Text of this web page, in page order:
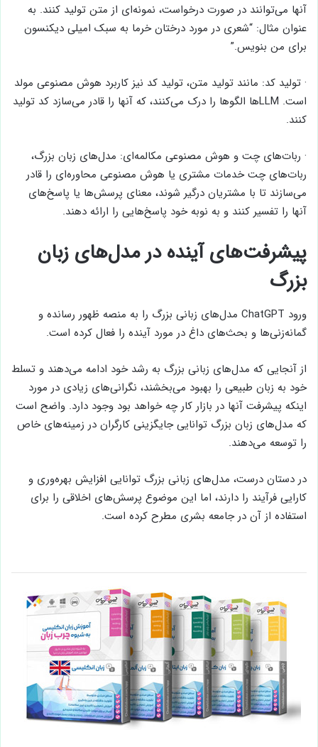
آنها می‌توانند در صورت درخواست، نمونه‌ای از متن تولید کنند. به
عنوان مثال: “شعری در مورد درختان خرما به سبک امیلی دیکنسون
برای من بنویس.”
· تولید کد: مانند تولید متن، تولید کد نیز کاربرد هوش مصنوعی مولد
است. LLM‌ها الگوها را درک می‌کنند، که آنها را قادر می‌سازد کد تولید
کنند.
· ربات‌های چت و هوش مصنوعی مکالمه‌ای: مدل‌های زبان بزرگ،
ربات‌های چت خدمات مشتری یا هوش مصنوعی محاوره‌ای را قادر
می‌سازند تا با مشتریان درگیر شوند، معنای پرسش‌ها یا پاسخ‌های
آنها را تفسیر کنند و به نوبه خود پاسخ‌هایی را ارائه دهند.
پیشرفت‌های آینده در مدل‌های زبان
بزرگ
ورود ChatGPT مدل‌های زبانی بزرگ را به منصه ظهور رسانده و
گمانه‌زنی‌ها و بحث‌های داغ در مورد آینده را فعال کرده است.
از آنجایی که مدل‌های زبانی بزرگ به رشد خود ادامه می‌دهند و تسلط
خود به زبان طبیعی را بهبود می‌بخشند، نگرانی‌های زیادی در مورد
اینکه پیشرفت آنها در بازار کار چه خواهد بود وجود دارد. واضح است
که مدل‌های زبان بزرگ توانایی جایگزینی کارگران در زمینه‌های خاص
را توسعه می‌دهند.
در دستان درست، مدل‌های زبانی بزرگ توانایی افزایش بهره‌وری و
کارایی فرآیند را دارند، اما این موضوع پرسش‌های اخلاقی را برای
استفاده از آن در جامعه بشری مطرح کرده است.